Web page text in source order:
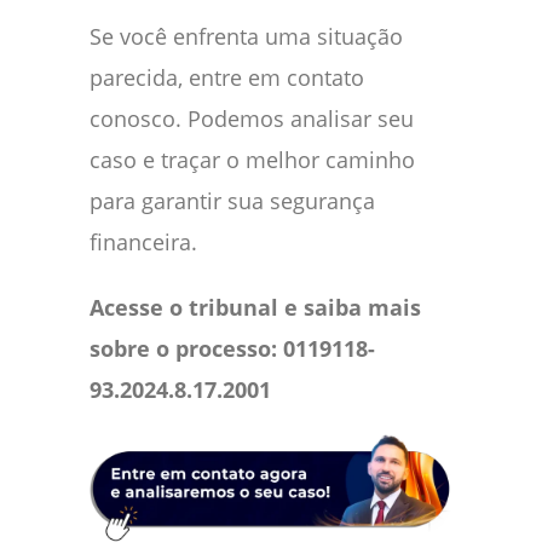
Se você enfrenta uma situação
parecida, entre em contato
conosco. Podemos analisar seu
caso e traçar o melhor caminho
para garantir sua segurança
financeira.
Acesse o tribunal e saiba mais
sobre o processo: 0119118-
93.2024.8.17.2001